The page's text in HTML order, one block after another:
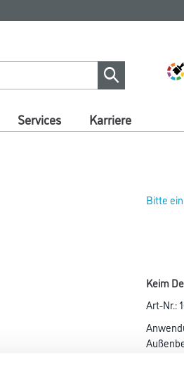
Services Karriere
Bitte
Keim
Art-Nr.: